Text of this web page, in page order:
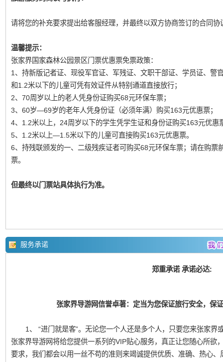
请将您的补充要求提出给客服经理，并最终以双方协商签订的合同协
温馨提示：
张家界国家森林公园景区门票优惠票免票政策：
1、持新版记者证、现役军官证、军残证、文职干部证、学员证、警
和1.2米以下的儿童可凭有效证件从特别通道直接放行；
2、70周岁以上的老人凭身份证购买68元环保车票；
3、60岁—69岁的老年人凭身份证（必须年满）购买163元优惠票；
4、1.2米以上，24周岁以下的学生凭学生证和身份证购买163元优惠
5、1.2米以上—1.5米以下的儿童可直接购买163元优惠票。
6、持残联颁发的一、二级残疾证者可购买68元环保车票；请在购票
票。
但最终以门票站具体执行为准。
服务承诺
郑重承诺 承诺必达:
张家界导游网信誉卓著：定当为您保证旅行安全，保
1、 “进门就是客”。无论您一个人还是多个人，只要您来张家
张家界导游网将给您提供一系列的VIP贴心服务，真正让您随心所欲
要求，我们都会以用一丝不苟的准则来竭诚提供优质、准确、热心